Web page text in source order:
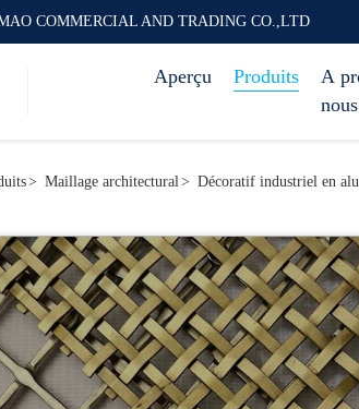
COMMERCIAL AND TRADING CO.,LTD
Aperçu Produits
A
nous
> Maillage architectural> Décoratif industriel en